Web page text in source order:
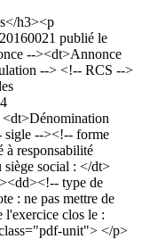
h3><p
publié le
--><dt>Annonce
--> <!-- RCS -->
--><!-- forme
responsabilité
social : </dt>
type de
: ne pas mettre de
l'exercice clos le :
unit"> </p>